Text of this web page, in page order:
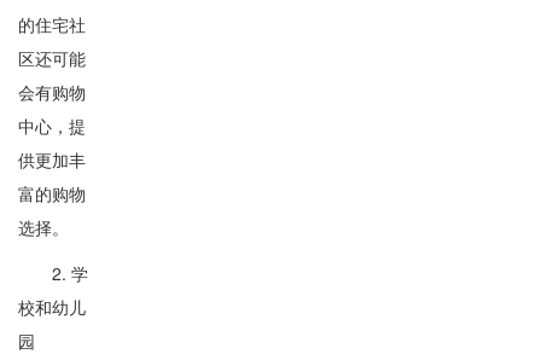
的住宅社
区还可能
会有购物
中心，提
供更加丰
富的购物
选择。
2. 学
校和幼儿
园